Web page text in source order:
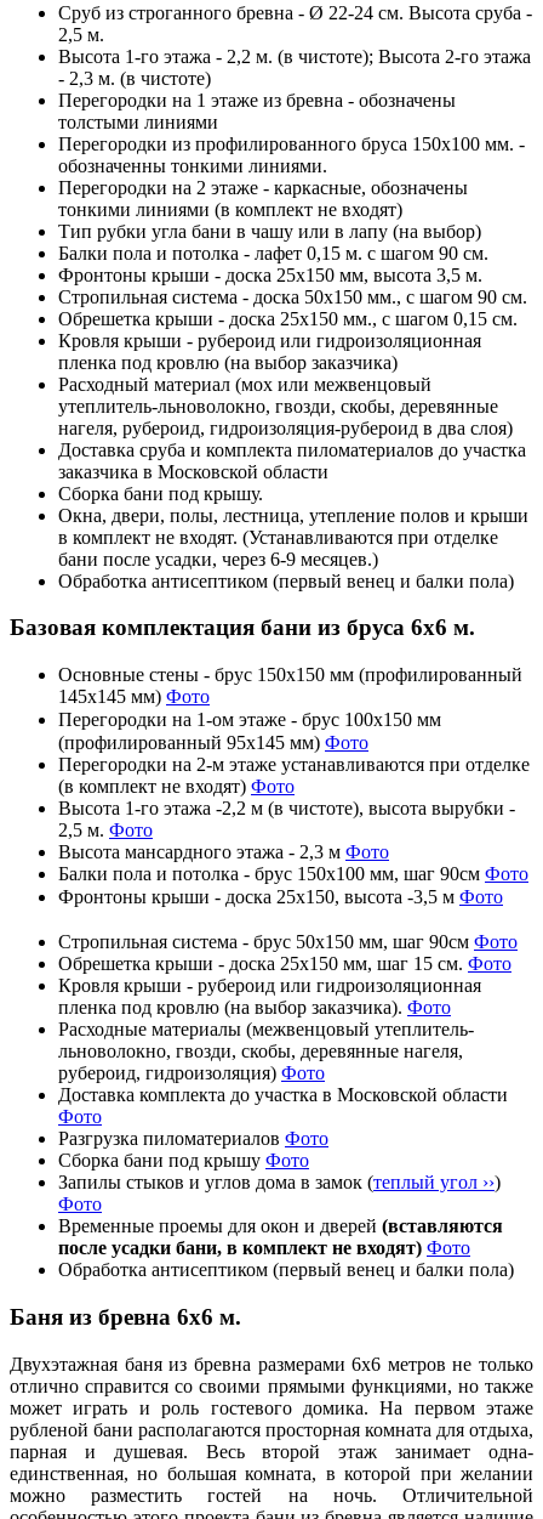
Сруб из строганного бревна - Ø 22-24 см. Высота сруба -
2,5 м.
Высота 1-го этажа - 2,2 м. (в чистоте); Высота 2-го этажа
- 2,3 м. (в чистоте)
Перегородки на 1 этаже из бревна - обозначены
толстыми линиями
Перегородки из профилированного бруса 150х100 мм. -
обозначенны тонкими линиями.
Перегородки на 2 этаже - каркасные, обозначены
тонкими линиями (в комплект не входят)
Тип рубки угла бани в чашу или в лапу (на выбор)
Балки пола и потолка - лафет 0,15 м. с шагом 90 см.
Фронтоны крыши - доска 25х150 мм, высота 3,5 м.
Стропильная система - доска 50х150 мм., с шагом 90 см.
Обрешетка крыши - доска 25х150 мм., с шагом 0,15 см.
Кровля крыши - рубероид или гидроизоляционная
пленка под кровлю (на выбор заказчика)
Расходный материал (мох или межвенцовый
утеплитель-льноволокно, гвозди, скобы, деревянные
нагеля, рубероид, гидроизоляция-рубероид в два слоя)
Доставка сруба и комплекта пиломатериалов до участка
заказчика в Московской области
Сборка бани под крышу.
Окна, двери, полы, лестница, утепление полов и крыши
в комплект не входят. (Устанавливаются при отделке
бани после усадки, через 6-9 месяцев.)
Обработка антисептиком (первый венец и балки пола)
Базовая комплектация бани из бруса 6х6 м.
Основные стены - брус 150х150 мм (профилированный
145х145 мм) Фото
Перегородки на 1-ом этаже - брус 100х150 мм
(профилированный 95х145 мм) Фото
Перегородки на 2-м этаже устанавливаются при отделке
(в комплект не входят) Фото
Высота 1-го этажа -2,2 м (в чистоте), высота вырубки -
2,5 м. Фото
Высота мансардного этажа - 2,3 м Фото
Балки пола и потолка - брус 150х100 мм, шаг 90см Фото
Фронтоны крыши - доска 25х150, высота -3,5 м Фото
Стропильная система - брус 50х150 мм, шаг 90см Фото
Обрешетка крыши - доска 25х150 мм, шаг 15 см. Фото
Кровля крыши - рубероид или гидроизоляционная
пленка под кровлю (на выбор заказчика). Фото
Расходные материалы (межвенцовый утеплитель-
льноволокно, гвозди, скобы, деревянные нагеля,
рубероид, гидроизоляция) Фото
Доставка комплекта до участка в Московской области
Фото
Разгрузка пиломатериалов Фото
Сборка бани под крышу Фото
Запилы стыков и углов дома в замок (теплый угол ››)
Фото
Временные проемы для окон и дверей (вставляются
после усадки бани, в комплект не входят) Фото
Обработка антисептиком (первый венец и балки пола)
Баня из бревна 6х6 м.
Двухэтажная баня из бревна размерами 6х6 метров не только
отлично справится со своими прямыми функциями, но также
может играть и роль гостевого домика. На первом этаже
рубленой бани располагаются просторная комната для отдыха,
парная и душевая. Весь второй этаж занимает одна-
единственная, но большая комната, в которой при желании
можно разместить гостей на ночь. Отличительной